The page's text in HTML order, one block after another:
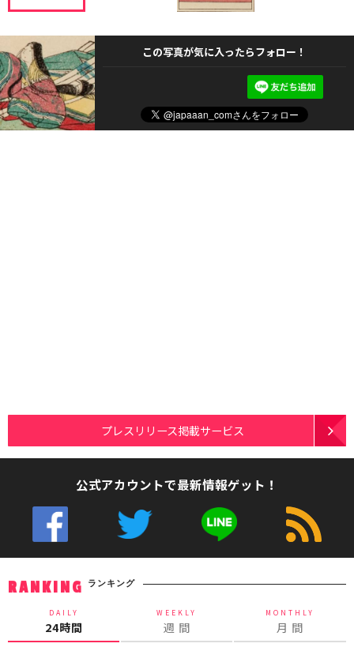
この写真が気に入ったらフォロー！
プレスリリース掲載サービス
公式アカウントで最新情報ゲット！
RANKING ランキング
DAILY
24時間
WEEKLY
週 間
MONTHLY
月 間